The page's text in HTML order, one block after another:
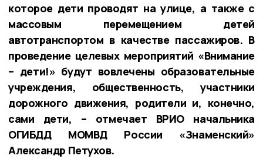
которое дети проводят на улице, а также с
массовым перемещением детей
автотранспортом в качестве пассажиров. В
проведение целевых мероприятий «Внимание
– дети!» будут вовлечены образовательные
учреждения, общественность, участники
дорожного движения, родители и, конечно,
сами дети, – отмечает ВРИО начальника
ОГИБДД МОМВД России «Знаменский»
Александр Петухов.